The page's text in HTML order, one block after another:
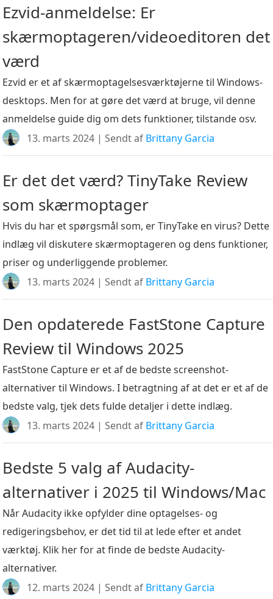
Ezvid-anmeldelse: Er
skærmoptageren/videoeditoren det
værd
Ezvid er et af skærmoptagelsesværktøjerne til Windows-
desktops. Men for at gøre det værd at bruge, vil denne
anmeldelse guide dig om dets funktioner, tilstande osv.
13. marts 2024 | Sendt af Brittany Garcia
Er det det værd? TinyTake Review
som skærmoptager
Hvis du har et spørgsmål som, er TinyTake en virus? Dette
indlæg vil diskutere skærmoptageren og dens funktioner,
priser og underliggende problemer.
13. marts 2024 | Sendt af Brittany Garcia
Den opdaterede FastStone Capture
Review til Windows 2025
FastStone Capture er et af de bedste screenshot-
alternativer til Windows. I betragtning af at det er et af de
bedste valg, tjek dets fulde detaljer i dette indlæg.
13. marts 2024 | Sendt af Brittany Garcia
Bedste 5 valg af Audacity-
alternativer i 2025 til Windows/Mac
Når Audacity ikke opfylder dine optagelses- og
redigeringsbehov, er det tid til at lede efter et andet
værktøj. Klik her for at finde de bedste Audacity-
alternativer.
12. marts 2024 | Sendt af Brittany Garcia